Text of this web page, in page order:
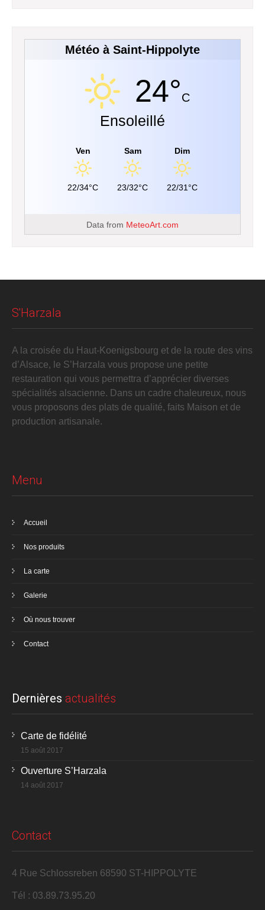
Météo à Saint-Hippolyte
24°C
Ensoleillé
Ven
22/34°C
Sam
23/32°C
Dim
22/31°C
Data from MeteoArt.com
S'Harzala
A la croisée du Haut-Koenigsbourg et de la route des vins
d’Alsace, le S’Harzala vous propose une petite
restauration qui vous permettra d’apprécier diverses
spécialités alsacienne. Dans un cadre chaleureux, nous
vous proposons des plats de qualité, faits Maison et de
production artisanale.
Menu
Accueil
Nos produits
La carte
Galerie
Où nous trouver
Contact
Dernières actualités
Carte de fidélité
15 août 2017
Ouverture S’Harzala
14 août 2017
Contact
4 Rue Schlossreben 68590 ST-HIPPOLYTE
Tél : 03.89.73.95.20